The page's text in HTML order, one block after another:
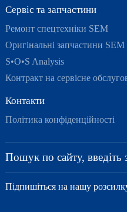
Сервіс та запчастини
Ремонт спецтехніки SEM
Оригінальні запчастини SEM
S•O•S Analysis
Контракт на сервісне
Контакти
Політика конфіденційності
Підпишіться на нашу